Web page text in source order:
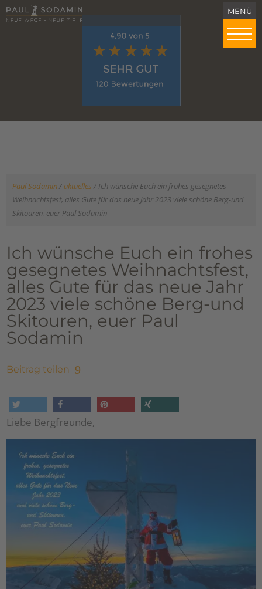
Paul Sodamin/aktuelles / Ich wünsche Euch ein frohes gesegnetes
Weihnachtsfest, alles Gute für das neue Jahr 2023 viele schöne Berg-und
Skitouren, euer Paul Sodamin
Ich wünsche Euch ein frohes
gesegnetes Weihnachtsfest,
alles Gute für das neue Jahr
2023 viele schöne Berg-und
Skitouren, euer Paul
Sodamin
Beitrag teilen
tweet share
Liebe Bergfreunde,